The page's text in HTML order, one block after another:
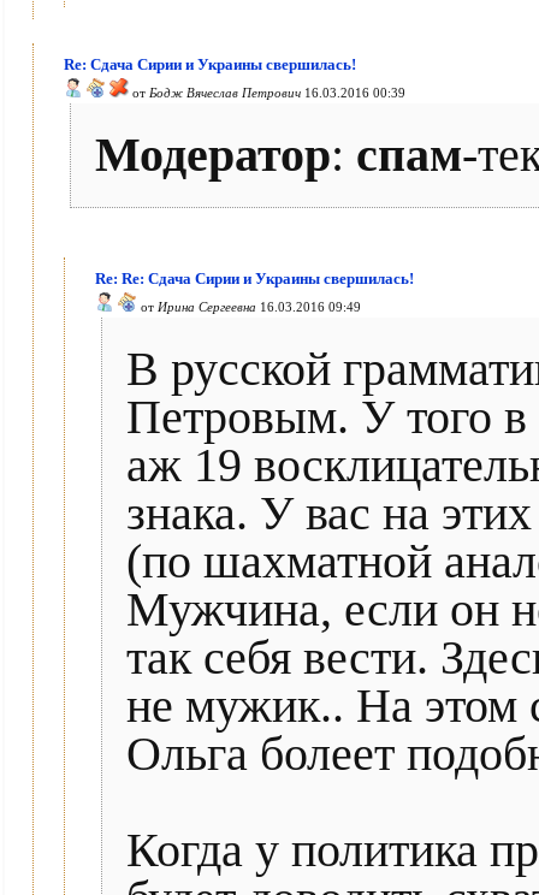
Re: Сдача Сирии и Украины свершилась!
от Бодж Вячеслав Петрович 16.03.2016 00:39
Модератор: спам-
Re: Re: Сдача Сирии и Украины свершилась!
от Ирина Сергеевна 16.03.2016 09:49
В русской
Петровым. У того в
аж 19
знака. У вас на
(по шахматной
Мужчина, если он
так себя вести.
не мужик.. На этом
Ольга болеет
Когда у политика